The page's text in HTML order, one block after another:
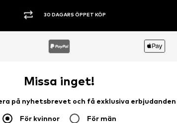
SHOPPA NU. BETALA INOM 60 DAGAR.
Missa inget!
på nyhetsbrevet och få exklusiva erbjudanden
För kvinnor För män